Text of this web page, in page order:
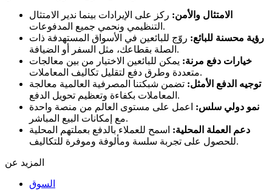
الامتثال والأمن: ركز على الإيرادات بينما ندير الامتثال
التنظيمي ونحمي جميع المدفوعات.
رؤية محسنة للبائع: روّج للبائعين في الأسواق المستهدفة ذات
الصلة بقطاعك، مثل السفر أو الضيافة.
خيارات دفع مرنة: يمكن للبائعين الاختيار من بين معالجات
متعددة وطرق دفع لتقليل تكاليف المعاملات.
توجيه الدفع الأمثل: تضمن شبكتنا المصرفية العالمية معالجة
المعاملات بكفاءة وتعظيم تحويل الدفع.
نمو دولي سلس: اعمل على مستوى العالم من منصة واحدة
مع إمكانات البيع المباشر.
دعم العملة المحلية: اسمح للعملاء بالدفع بعملتهم المحلية
للحصول على تجربة سلسة ومألوفة وموفرة للتكاليف.
المزيد عن
السوق